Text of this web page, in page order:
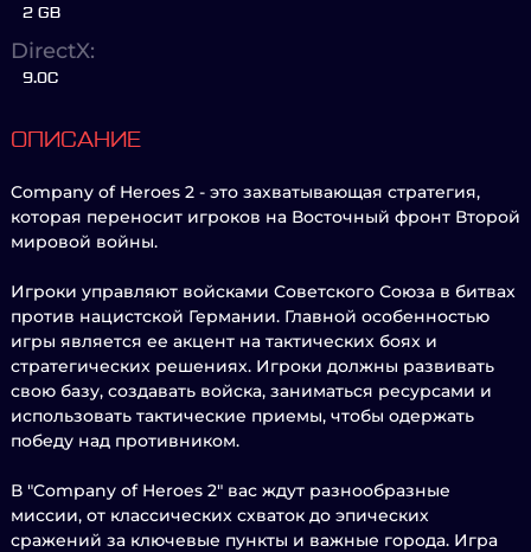
2 GB
DirectX:
9.0C
ОПИСАНИЕ
Company of Heroes 2 - это захватывающая стратегия,
которая переносит игроков на Восточный фронт Второй
мировой войны.
Игроки управляют войсками Советского Союза в битвах
против нацистской Германии. Главной особенностью
игры является ее акцент на тактических боях и
стратегических решениях. Игроки должны развивать
свою базу, создавать войска, заниматься ресурсами и
использовать тактические приемы, чтобы одержать
победу над противником.
В "Company of Heroes 2" вас ждут разнообразные
миссии, от классических схваток до эпических
сражений за ключевые пункты и важные города. Игра